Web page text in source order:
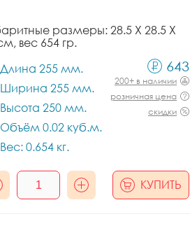
размеры: 28.5 X 28.5 X
вес 654 гр.
Длина 255 мм.
Ширина 255 мм.
Высота 250 мм.
Объём 0.02 куб.м.
Вес: 0.654 кг.
643
200+ в наличии
розничная цена
скидки
КУПИТЬ